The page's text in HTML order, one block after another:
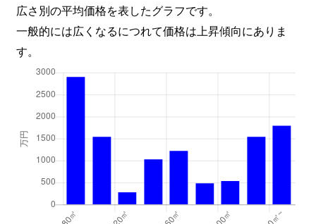
広さ別の平均価格を表したグラフです。
一般的には広くなるにつれて価格は上昇傾向にありま
す。